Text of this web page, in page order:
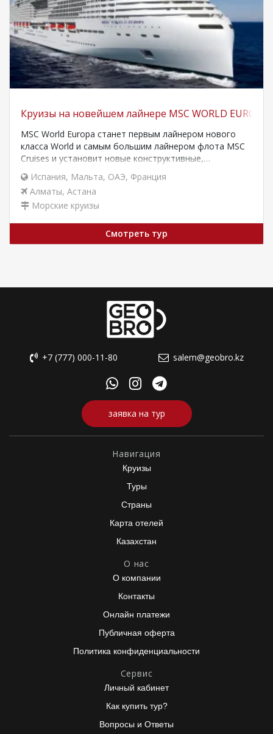
Круизы на новейшем лайнере MSC WORLD EUROPA
MSC World Europa станет первым лайнером нового
класса World и самым большим лайнером флота MSC
Cruises и установит новые конструктивные,…
Испания, Мальта, ОАЭ, Франция
Алматы, Астана
Морские круизы
Смотреть тур
+7 (777) 000-11-80 salem@geobro.kz
заявка на тур
Навигация
Круизы
Туры
Страны
Карта отелей
Казахстан
О нас
О компании
Контакты
Онлайн платежи
Публичная оферта
Политика конфиденциальности
Сервис
Личный кабинет
Как купить тур?
Вопросы и Ответы